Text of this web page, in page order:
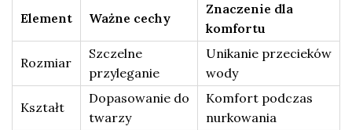
Element Ważne cechy
Znaczenie dla
komfortu
Rozmiar
Szczelne
przyleganie
Unikanie przecieków
wody
Kształt
Dopasowanie do
twarzy
Komfort podczas
nurkowania